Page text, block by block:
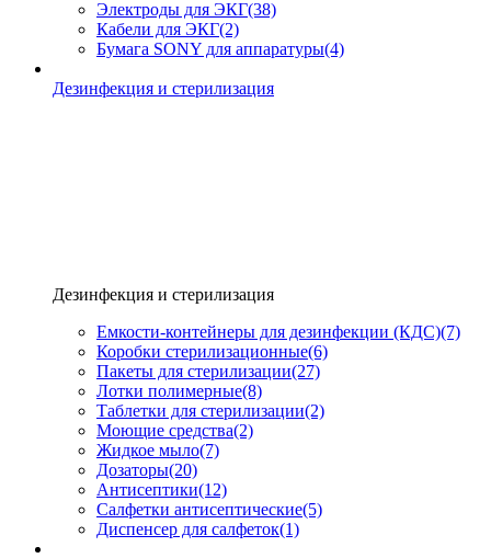
Электроды для ЭКГ(38)
Кабели для ЭКГ(2)
Бумага SONY для аппаратуры(4)
Дезинфекция и стерилизация
Дезинфекция и стерилизация
Емкости-контейнеры для дезинфекции (КДС)(7)
Коробки стерилизационные(6)
Пакеты для стерилизации(27)
Лотки полимерные(8)
Таблетки для стерилизации(2)
Моющие средства(2)
Жидкое мыло(7)
Дозаторы(20)
Антисептики(12)
Салфетки антисептические(5)
Диспенсер для салфеток(1)